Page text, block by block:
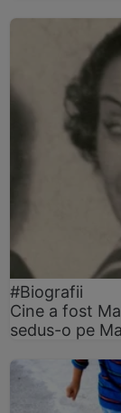
#Biografii
Cine a fost
sedus-o pe